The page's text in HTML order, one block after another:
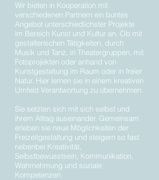
Wir bieten in Kooperation mit
verschiedenen Partnern ein buntes
Angebot unterschiedlichster Projekte
im Bereich Kunst und Kultur an. Ob mit
gestalterischen Tätigkeiten, durch
Musik und Tanz, in Theatergruppen, mit
Fotoprojekten oder anhand von
Kunstgestaltung im Raum oder in freier
Natur. Hier lernen sie in einem kreativen
Umfeld Verantwortung zu übernehmen.
Sie setzten sich mit sich selbst und
ihrem Alltag auseinander. Gemeinsam
erleben sie neue Möglichkeiten der
Freizeitgestaltung und steigern so fast
nebenbei Kreativität,
Selbstbewusstsein, Kommunikation,
Wahrnehmung und soziale
Kompetenzen.